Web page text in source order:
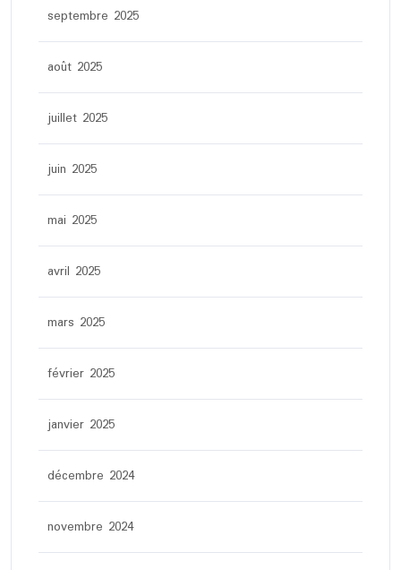
septembre 2025
août 2025
juillet 2025
juin 2025
mai 2025
avril 2025
mars 2025
février 2025
janvier 2025
décembre 2024
novembre 2024